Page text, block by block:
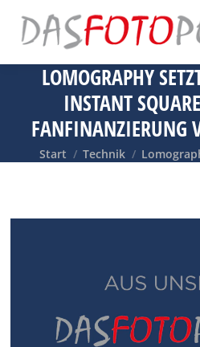
LOMOGRAPHY
INSTANT
FANFINANZIERUNG
Sie befinden sich hier:
Start Technik